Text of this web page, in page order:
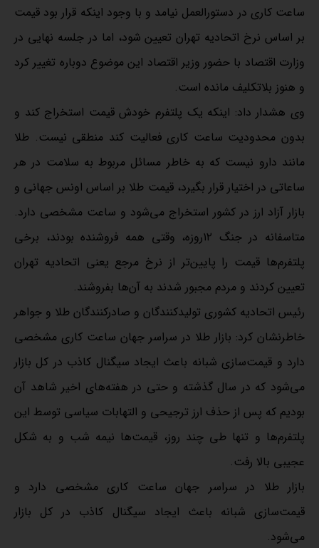
ساعت کاری در دستورالعمل نیامد و با وجود اینکه قرار بود قیمت
بر اساس نرخ اتحادیه تهران تعیین شود، اما در جلسه نهایی در
وزارت اقتصاد با حضور وزیر اقتصاد این موضوع دوباره تغییر کرد
و هنوز بلاتکلیف مانده است.
وی هشدار داد: اینکه یک پلتفرم خودش قیمت استخراج کند و
بدون محدودیت ساعت کاری فعالیت کند منطقی نیست. طلا
مانند دارو نیست که به خاطر مسائل مربوط به سلامت در هر
ساعاتی در اختیار قرار بگیرد، قیمت طلا بر اساس اونس جهانی و
بازار آزاد ارز در کشور استخراج می‌شود و ساعت مشخصی دارد.
متاسفانه در جنگ ۱۲روزه، وقتی همه فروشنده بودند، برخی
پلتفرم‌ها قیمت را پایین‌تر از نرخ مرجع یعنی اتحادیه تهران
تعیین کردند و مردم مجبور شدند به آن‌ها بفروشند.
رئیس اتحادیه کشوری تولیدکنندگان و صادرکنندگان طلا و جواهر
خاطرنشان کرد: بازار طلا در سراسر جهان ساعت کاری مشخصی
دارد و قیمت‌سازی شبانه باعث ایجاد سیگنال کاذب در کل بازار
می‌شود که در سال گذشته و حتی در هفته‌های اخیر شاهد آن
بودیم که پس از حذف ارز ترجیحی و التهابات سیاسی توسط این
پلتفرم‌ها و تنها طی چند روز، قیمت‌ها نیمه شب و به شکل
عجیبی بالا رفت.
بازار طلا در سراسر جهان ساعت کاری مشخصی دارد و
قیمت‌سازی شبانه باعث ایجاد سیگنال کاذب در کل بازار
می‌شود.